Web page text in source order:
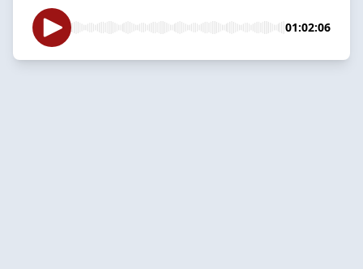
01:02:06